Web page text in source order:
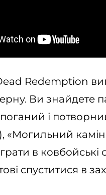
Redemption
Ви знайдете
і
«Могильний
в ковбойські
спуститися в